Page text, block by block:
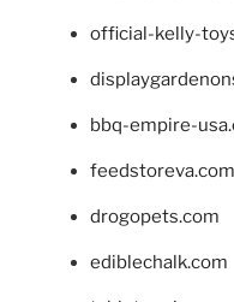
official-kelly-
bbq-empire-
feedstoreva.com
drogopets.com
ediblechalk.com